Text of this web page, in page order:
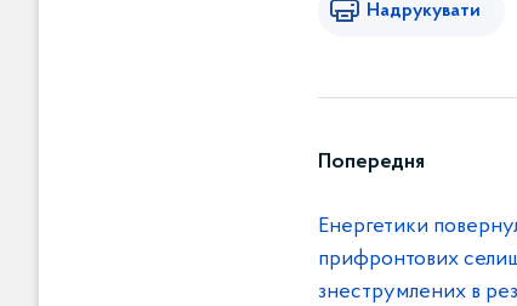
Надрукувати
Попередня
Енергетики
прифронтових
знеструмлених в